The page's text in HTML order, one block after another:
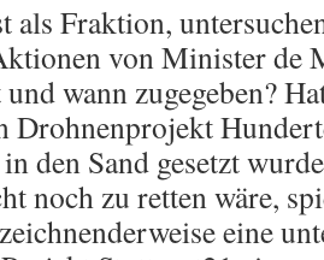
als Fraktion,
von Minister de
wann zugegeben?
Drohnenprojekt
den Sand gesetzt
noch zu retten wäre,
eine